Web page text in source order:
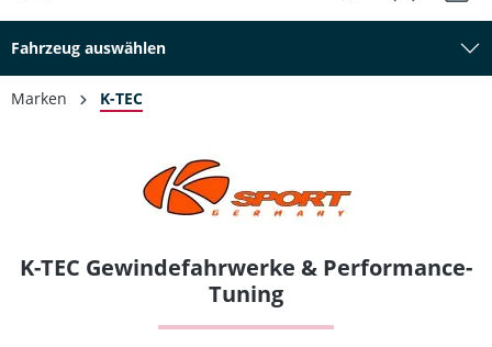
Fahrzeug auswählen
Marken K-TEC
K-TEC Gewindefahrwerke & Performance-
Tuning